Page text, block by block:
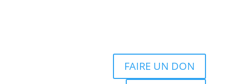
FAIRE UN DON